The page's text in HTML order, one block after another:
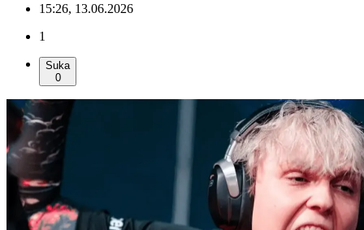
15:26, 13.06.2026
1
Suka
0